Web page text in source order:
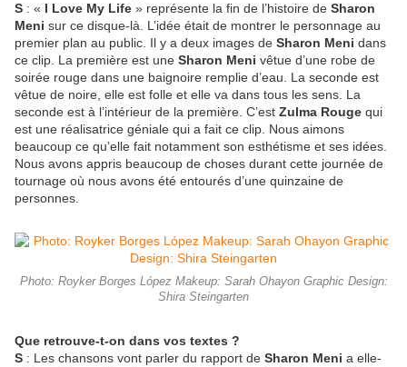
S : « I Love My Life » représente la fin de l’histoire de Sharon
Meni sur ce disque-là. L’idée était de montrer le personnage au
premier plan au public. Il y a deux images de Sharon Meni dans
ce clip. La première est une Sharon Meni vêtue d’une robe de
soirée rouge dans une baignoire remplie d’eau. La seconde est
vêtue de noire, elle est folle et elle va dans tous les sens. La
seconde est à l’intérieur de la première. C’est Zulma Rouge qui
est une réalisatrice géniale qui a fait ce clip. Nous aimons
beaucoup ce qu’elle fait notamment son esthétisme et ses idées.
Nous avons appris beaucoup de choses durant cette journée de
tournage où nous avons été entourés d’une quinzaine de
personnes.
Photo: Royker Borges López Makeup: Sarah Ohayon Graphic Design:
Shira Steingarten
Que retrouve-t-on dans vos textes ?
S : Les chansons vont parler du rapport de Sharon Meni a elle-